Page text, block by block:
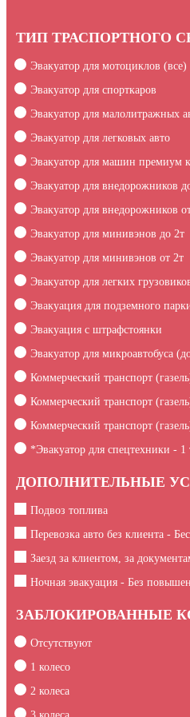
ТИП ТРАСПОРТНОГО
Эвакуатор для мотоциклов (все)
Эвакуатор для спорткаров
Эвакуатор для малолитражных
Эвакуатор для легковых авто
Эвакуатор для машин премиум
Эвакуатор для внедорожников
Эвакуатор для внедорожников
Эвакуатор для минивэнов до 2т
Эвакуатор для минивэнов от 2т
Эвакуатор для легких
Эвакуация для подземного
Эвакуация c штрафстоянки
Эвакуатор для микроавтобуса
Коммерческий транспорт
Коммерческий транспорт
Коммерческий транспорт
*Эвакуатор для спецтехники - 1
ДОПОЛНИТЕЛЬНЫЕ
Подвоз топлива
Перевозка авто без клиента -
Заезд за клиентом, за
Ночная эвакуация - Без
ЗАБЛОКИРОВАННЫЕ
Отсутствуют
1 колесо
2 колеса